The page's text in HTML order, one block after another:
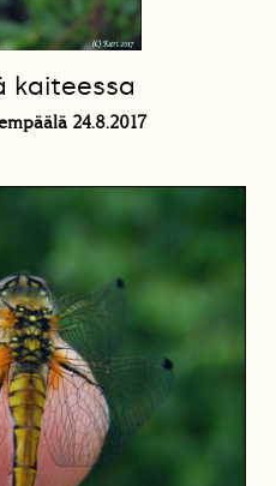
kaiteessa
24.8.2017